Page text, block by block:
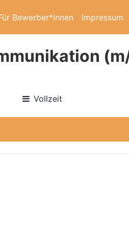
Bewerber*innen Impressum
Vollzeit